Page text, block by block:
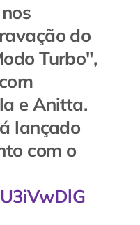
do
Turbo",
e Anitta.
lançado
com o